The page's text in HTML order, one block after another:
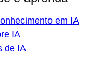
em IA
IA
de IA